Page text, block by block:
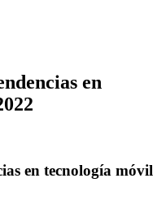
en
en tecnología móvil